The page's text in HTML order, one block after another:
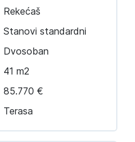
Rekećaš
Stanovi standardni
Dvosoban
41 m2
85.770 €
Terasa